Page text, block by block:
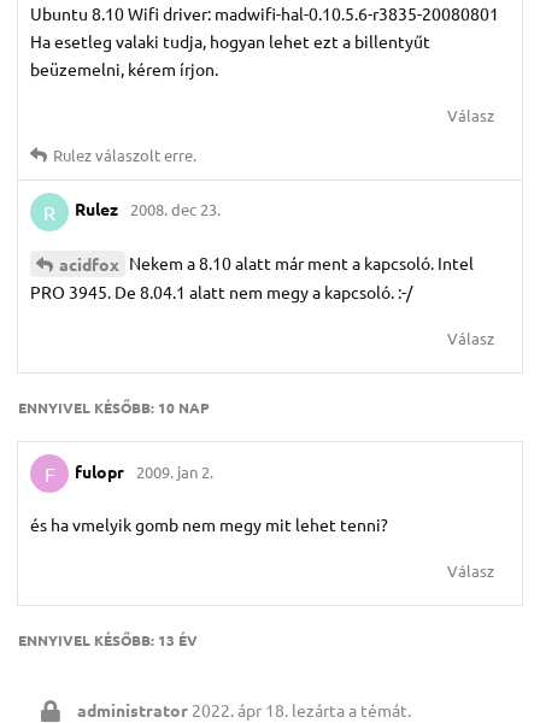
Ubuntu 8.10 Wifi driver: madwifi-hal-0.10.5.6-r3835-20080801
Ha esetleg valaki tudja, hogyan lehet ezt a billentyűt
beüzemelni, kérem írjon.
Válasz
Rulezválaszolt erre.
R Rulez 2008. dec 23.
acidfox Nekem a 8.10 alatt már ment a kapcsoló. Intel
PRO 3945. De 8.04.1 alatt nem megy a kapcsoló. :-/
Válasz
ENNYIVEL KÉSŐBB: 10 NAP
F fulopr 2009. jan 2.
és ha vmelyik gomb nem megy mit lehet tenni?
Válasz
ENNYIVEL KÉSŐBB: 13 ÉV
administrator 2022. ápr 18. lezárta a témát.